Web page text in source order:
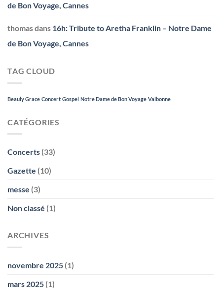
de Bon Voyage, Cannes
thomasdans 16h: Tribute to Aretha Franklin – Notre Dame
de Bon Voyage, Cannes
TAG CLOUD
Beauly Grace Concert Gospel Notre Dame de Bon Voyage Valbonne
CATÉGORIES
Concerts (33)
Gazette (10)
messe (3)
Non classé (1)
ARCHIVES
novembre 2025 (1)
mars 2025 (1)